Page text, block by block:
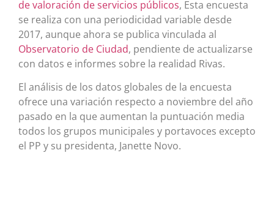
de valoración de servicios públicos, Esta encuesta
se realiza con una periodicidad variable desde
2017, aunque ahora se publica vinculada al
Observatorio de Ciudad, pendiente de actualizarse
con datos e informes sobre la realidad Rivas.
El análisis de los datos globales de la encuesta
ofrece una variación respecto a noviembre del año
pasado en la que aumentan la puntuación media
todos los grupos municipales y portavoces excepto
el PP y su presidenta, Janette Novo.